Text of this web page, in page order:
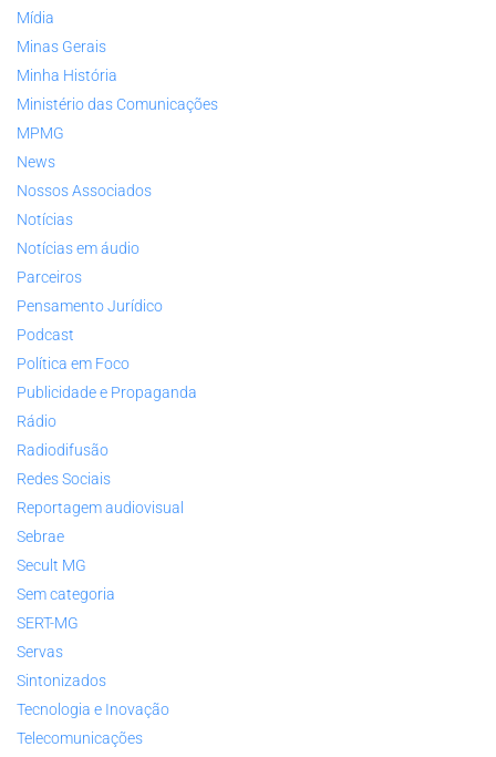
Mídia
Minas Gerais
Minha História
Ministério das Comunicações
MPMG
News
Nossos Associados
Notícias
Notícias em áudio
Parceiros
Pensamento Jurídico
Podcast
Política em Foco
Publicidade e Propaganda
Rádio
Radiodifusão
Redes Sociais
Reportagem audiovisual
Sebrae
Secult MG
Sem categoria
SERT-MG
Servas
Sintonizados
Tecnologia e Inovação
Telecomunicações